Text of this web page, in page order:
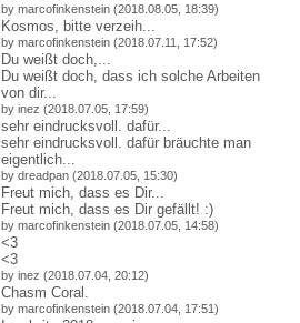
by marcofinkenstein (2018.08.05, 18:39)
Kosmos, bitte verzeih...
by marcofinkenstein (2018.07.11, 17:52)
Du weißt doch,...
Du weißt doch, dass ich solche Arbeiten
von dir...
by inez (2018.07.05, 17:59)
sehr eindrucksvoll. dafür...
sehr eindrucksvoll. dafür bräuchte man
eigentlich...
by dreadpan (2018.07.05, 15:30)
Freut mich, dass es Dir...
Freut mich, dass es Dir gefällt! :)
by marcofinkenstein (2018.07.05, 14:58)
<3
<3
by inez (2018.07.04, 20:12)
Chasm Coral.
by marcofinkenstein (2018.07.04, 17:51)